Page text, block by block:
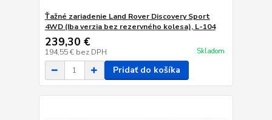
Ťažné zariadenie Land Rover Discovery Sport
4WD (Iba verzia bez rezervného kolesa), L-104
239,30 €
194,55 € bez DPH Skladom
Pridať do košíka